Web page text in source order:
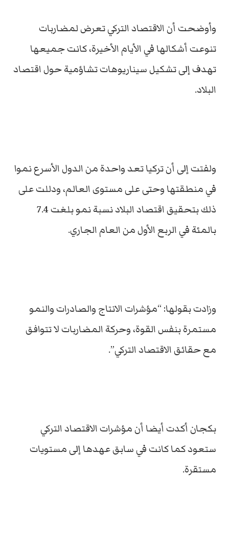
وأوضحت أن الاقتصاد التركي تعرض لمضاربات
تنوعت أشكالها في الأيام الأخيرة، كانت جميعها
تهدف إلى تشكيل سيناريوهات تشاؤمية حول اقتصاد
البلاد.
ولفتت إلى أن تركيا تعد واحدة من الدول الأسرع نموا
في منطقتها وحتى على مستوى العالم، ودللت على
ذلك بتحقيق اقتصاد البلاد نسبة نمو بلغت 7.4
بالمئة في الربع الأول من العام الجاري.
وزادت بقولها: “مؤشرات الانتاج والصادرات والنمو
مستمرة بنفس القوة، وحركة المضاربات لا تتوافق
مع حقائق الاقتصاد التركي”.
بكجان أكدت أيضا أن مؤشرات الاقتصاد التركي
ستعود كما كانت في سابق عهدها إلى مستويات
مستقرة.